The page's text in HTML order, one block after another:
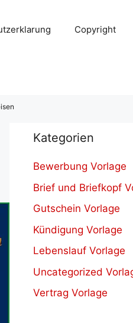
Copyright
Kategorien
Bewerbung Vorlage
Brief und Briefkopf
Gutschein Vorlage
Kündigung Vorlage
Lebenslauf Vorlage
Uncategorized
Vertrag Vorlage